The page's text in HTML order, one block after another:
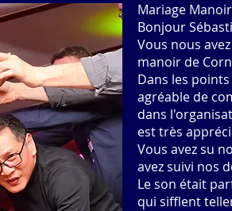
Mariage
Bonjour
Vous nous
manoir de
Dans les
agréable de
dans
est très
Vous avez su
avez suivi nos
Le son était
qui sifflent